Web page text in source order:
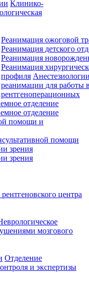
Клинико-
Реанимация ожоговой
Реанимация детского
Реанимация
Реанимация
профиля
реанимации для работы
рентгеноперационных
отделение
отделение
помощи и
помощи
зрения
зрения
центра
мозгового
Отделение
и экспертизы